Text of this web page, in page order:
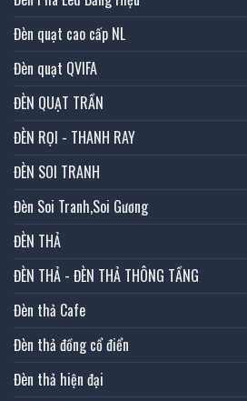
Đèn quạt cao cấp NL
Đèn quạt QVIFA
ĐÈN QUẠT TRẦN
ĐÈN RỌI - THANH RAY
ĐÈN SOI TRANH
Đèn Soi Tranh,Soi Gương
ĐÈN THẢ
ĐÈN THẢ - ĐÈN THẢ THÔNG TẦNG
Đèn thả Cafe
Đèn thả đồng cổ điển
Đèn thả hiện đại